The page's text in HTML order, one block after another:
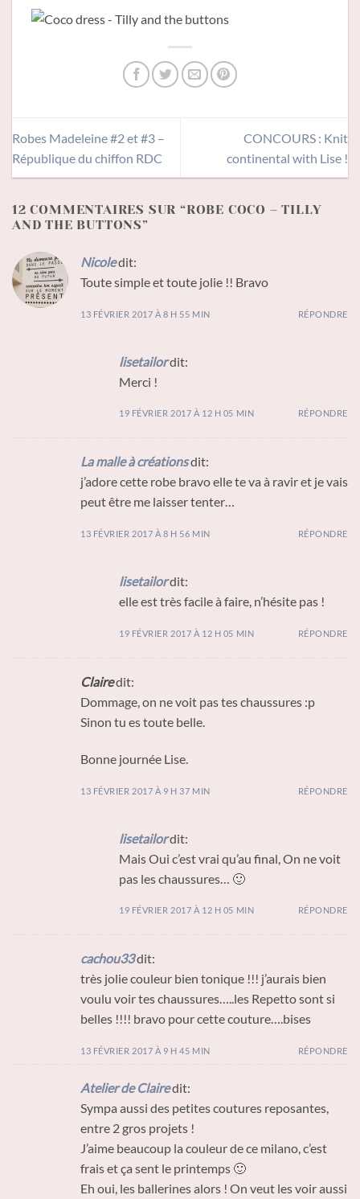
Robes Madeleine #2 et #3 –
République du chiffon RDC
CONCOURS : Knit
continental with Lise !
12 COMMENTAIRES SUR “ROBE COCO – TILLY
AND THE BUTTONS”
Nicoledit:
Toute simple et toute jolie !! Bravo
13 FÉVRIER 2017 À 8 H 55 MIN RÉPONDRE
lisetailordit:
Merci !
19 FÉVRIER 2017 À 12 H 05 MIN RÉPONDRE
La malle à créationsdit:
j’adore cette robe bravo elle te va à ravir et je vais
peut être me laisser tenter…
13 FÉVRIER 2017 À 8 H 56 MIN RÉPONDRE
lisetailordit:
elle est très facile à faire, n’hésite pas !
19 FÉVRIER 2017 À 12 H 05 MIN RÉPONDRE
Clairedit:
Dommage, on ne voit pas tes chaussures :p
Sinon tu es toute belle.
Bonne journée Lise.
13 FÉVRIER 2017 À 9 H 37 MIN RÉPONDRE
lisetailordit:
Mais Oui c’est vrai qu’au final, On ne voit
pas les chaussures… 🙂
19 FÉVRIER 2017 À 12 H 05 MIN RÉPONDRE
cachou33dit:
très jolie couleur bien tonique !!! j’aurais bien
voulu voir tes chaussures…..les Repetto sont si
belles !!!! bravo pour cette couture….bises
13 FÉVRIER 2017 À 9 H 45 MIN RÉPONDRE
Atelier de Clairedit:
Sympa aussi des petites coutures reposantes,
entre 2 gros projets !
J’aime beaucoup la couleur de ce milano, c’est
frais et ça sent le printemps 🙂
Eh oui, les ballerines alors ! On veut les voir aussi